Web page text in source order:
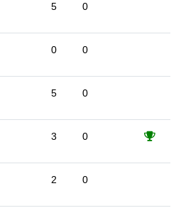
5 0
0 0
5 0
3 0
2 0